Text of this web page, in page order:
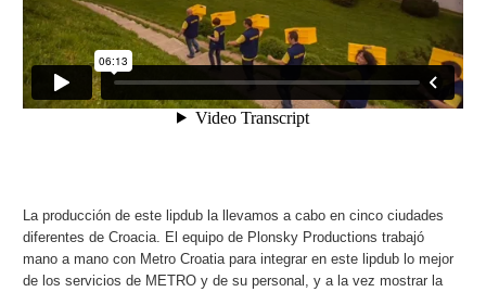
La producción de este lipdub la llevamos a cabo en cinco ciudades
diferentes de Croacia. El equipo de Plonsky Productions trabajó
mano a mano con Metro Croatia para integrar en este lipdub lo mejor
de los servicios de METRO y de su personal, y a la vez mostrar la